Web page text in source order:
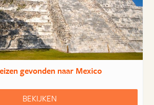
gevonden naar Mexico
BEKIJKEN